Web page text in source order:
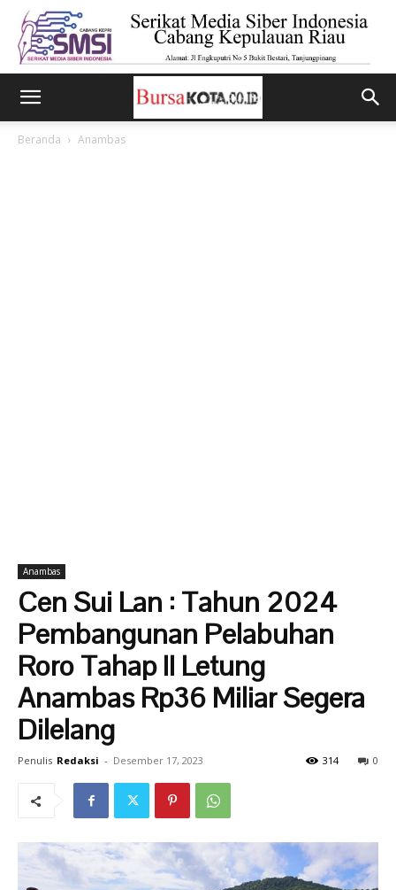
Beranda Anambas
Anambas
Cen Sui Lan : Tahun 2024
Pembangunan Pelabuhan
Roro Tahap II Letung
Anambas Rp36 Miliar Segera
Dilelang
Penulis Redaksi - Desember 17, 2023 0
314